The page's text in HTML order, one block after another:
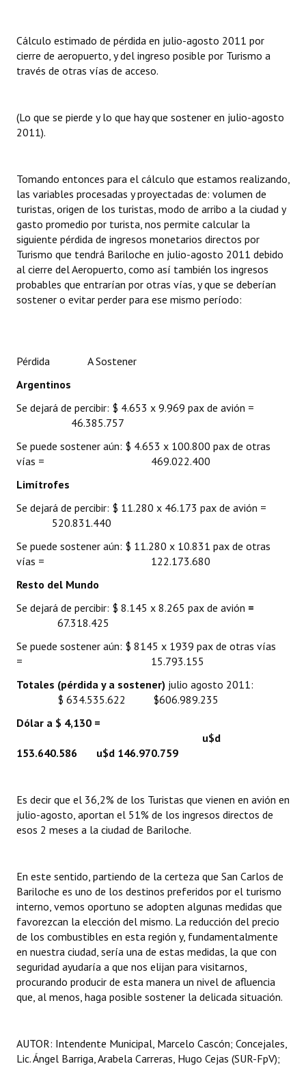
Cálculo estimado de pérdida en julio-agosto 2011 por
cierre de aeropuerto, y del ingreso posible por Turismo a
través de otras vías de acceso.
(Lo que se pierde y lo que hay que sostener en julio-agosto
2011).
Tomando entonces para el cálculo que estamos realizando,
las variables procesadas y proyectadas de: volumen de
turistas, origen de los turistas, modo de arribo a la ciudad y
gasto promedio por turista, nos permite calcular la
siguiente pérdida de ingresos monetarios directos por
Turismo que tendrá Bariloche en julio-agosto 2011 debido
al cierre del Aeropuerto, como así también los ingresos
probables que entrarían por otras vías, y que se deberían
sostener o evitar perder para ese mismo período:
Pérdida A Sostener
Argentinos
Se dejará de percibir: $ 4.653 x 9.969 pax de avión =
46.385.757
Se puede sostener aún: $ 4.653 x 100.800 pax de otras
vías = 469.022.400
Limítrofes
Se dejará de percibir: $ 11.280 x 46.173 pax de avión =
520.831.440
Se puede sostener aún: $ 11.280 x 10.831 pax de otras
vías = 122.173.680
Resto del Mundo
Se dejará de percibir: $ 8.145 x 8.265 pax de avión =
67.318.425
Se puede sostener aún: $ 8145 x 1939 pax de otras vías
= 15.793.155
Totales (pérdida y a sostener) julio agosto 2011:
$ 634.535.622 $606.989.235
Dólar a $ 4,130 =
u$d
153.640.586 u$d 146.970.759
Es decir que el 36,2% de los Turistas que vienen en avión en
julio-agosto, aportan el 51% de los ingresos directos de
esos 2 meses a la ciudad de Bariloche.
En este sentido, partiendo de la certeza que San Carlos de
Bariloche es uno de los destinos preferidos por el turismo
interno, vemos oportuno se adopten algunas medidas que
favorezcan la elección del mismo. La reducción del precio
de los combustibles en esta región y, fundamentalmente
en nuestra ciudad, sería una de estas medidas, la que con
seguridad ayudaría a que nos elijan para visitarnos,
procurando producir de esta manera un nivel de afluencia
que, al menos, haga posible sostener la delicada situación.
AUTOR: Intendente Municipal, Marcelo Cascón; Concejales,
Lic. Ángel Barriga, Arabela Carreras, Hugo Cejas (SUR-FpV);